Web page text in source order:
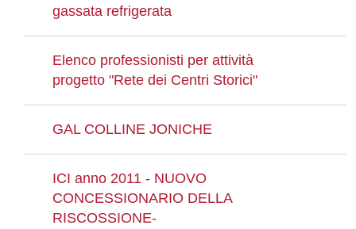
gassata refrigerata
Elenco professionisti per attività
progetto "Rete dei Centri Storici"
GAL COLLINE JONICHE
ICI anno 2011 - NUOVO
CONCESSIONARIO DELLA
RISCOSSIONE-